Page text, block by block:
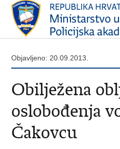
Objavljeno: 20.09.2013.
Obilježena
oslobođenja
Čakovcu